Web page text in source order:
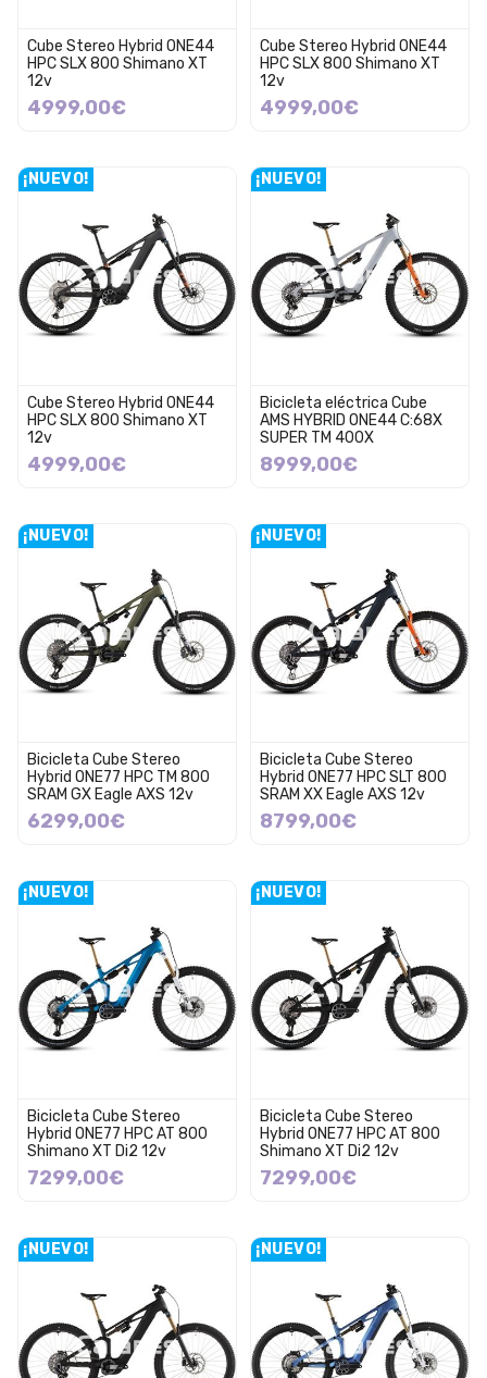
Cube Stereo Hybrid ONE44
HPC SLX 800 Shimano XT
12v
4999,00€
Cube Stereo Hybrid ONE44
HPC SLX 800 Shimano XT
12v
4999,00€
¡NUEVO!
Cube Stereo Hybrid ONE44
HPC SLX 800 Shimano XT
12v
4999,00€
¡NUEVO!
Bicicleta eléctrica Cube
AMS HYBRID ONE44 C:68X
SUPER TM 400X
8999,00€
¡NUEVO!
Bicicleta Cube Stereo
Hybrid ONE77 HPC TM 800
SRAM GX Eagle AXS 12v
6299,00€
¡NUEVO!
Bicicleta Cube Stereo
Hybrid ONE77 HPC SLT 800
SRAM XX Eagle AXS 12v
8799,00€
¡NUEVO!
Bicicleta Cube Stereo
Hybrid ONE77 HPC AT 800
Shimano XT Di2 12v
7299,00€
¡NUEVO!
Bicicleta Cube Stereo
Hybrid ONE77 HPC AT 800
Shimano XT Di2 12v
7299,00€
¡NUEVO! ¡NUEVO!